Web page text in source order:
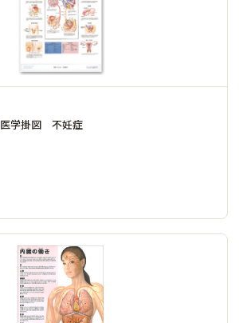
学掛図 不妊症